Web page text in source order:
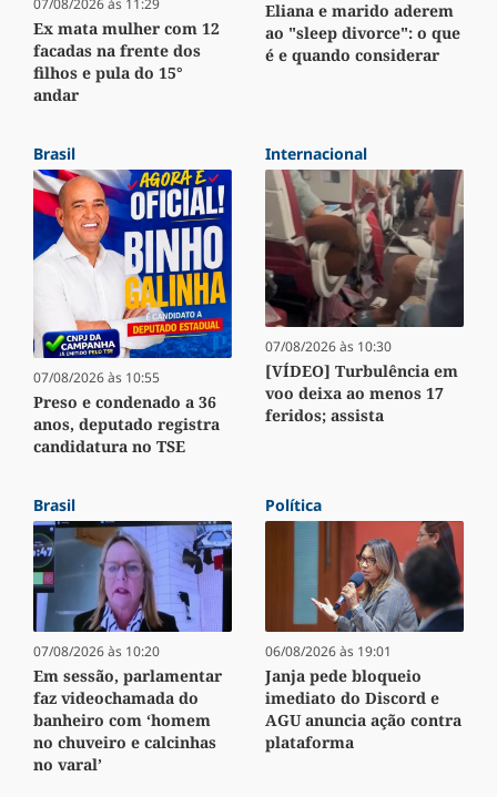
07/08/2026 às 11:29
Ex mata mulher com 12
facadas na frente dos
filhos e pula do 15°
andar
Eliana e marido aderem
ao "sleep divorce": o que
é e quando considerar
Brasil
07/08/2026 às 10:55
Preso e condenado a 36
anos, deputado registra
candidatura no TSE
Internacional
07/08/2026 às 10:30
[VÍDEO] Turbulência em
voo deixa ao menos 17
feridos; assista
Brasil
07/08/2026 às 10:20
Em sessão, parlamentar
faz videochamada do
banheiro com ‘homem
no chuveiro e calcinhas
no varal’
Política
06/08/2026 às 19:01
Janja pede bloqueio
imediato do Discord e
AGU anuncia ação contra
plataforma